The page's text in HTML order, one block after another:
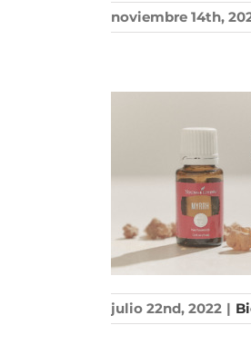
noviembre 14th,
julio 22nd, 2022 |